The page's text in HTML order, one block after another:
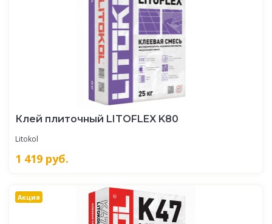
Клей плиточный LITOFLEX K80
Litokol
1 419 руб.
Акция